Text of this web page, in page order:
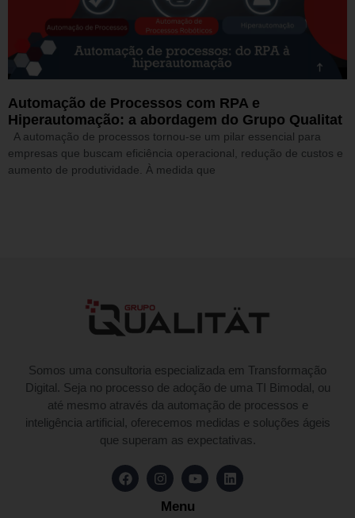
Automação de Processos com RPA e
Hiperautomação: a abordagem do Grupo Qualitat
A automação de processos tornou-se um pilar essencial para
empresas que buscam eficiência operacional, redução de custos e
aumento de produtividade. À medida que
Somos uma consultoria especializada em Transformação
Digital. Seja no processo de adoção de uma TI Bimodal, ou
até mesmo através da automação de processos e
inteligência artificial, oferecemos medidas e soluções ágeis
que superam as expectativas.
Menu